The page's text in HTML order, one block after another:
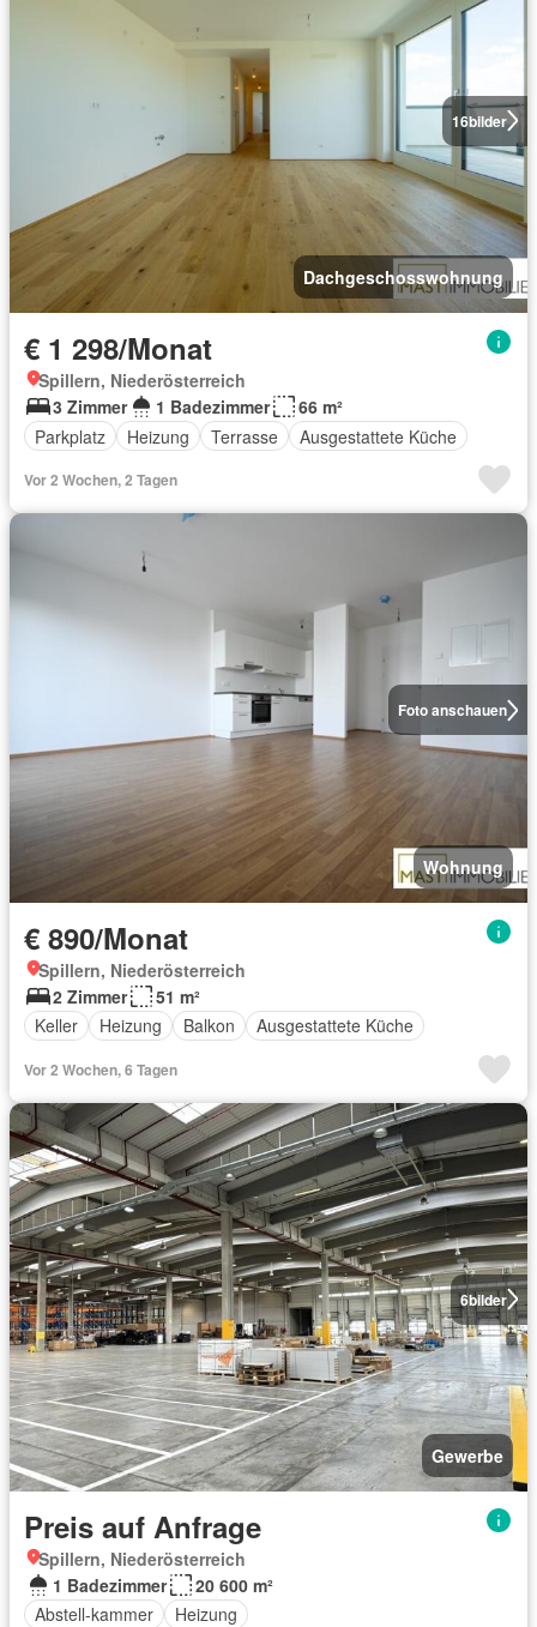
16bilder
Dachgeschosswohnung
€ 1 298/Monat
Spillern, Niederösterreich
3 Zimmer
1 Badezimmer
66 m²
Parkplatz
Heizung Terrasse Ausgestattete Küche
Vor 2 Wochen, 2 Tagen
Foto anschauen
Wohnung
€ 890/Monat
Spillern, Niederösterreich
2 Zimmer
51 m²
Keller
Heizung Balkon Ausgestattete Küche
Vor 2 Wochen, 6 Tagen
6bilder
Gewerbe
Preis auf Anfrage
Spillern, Niederösterreich
1 Badezimmer
20 600 m²
Abstell-kammer
Heizung